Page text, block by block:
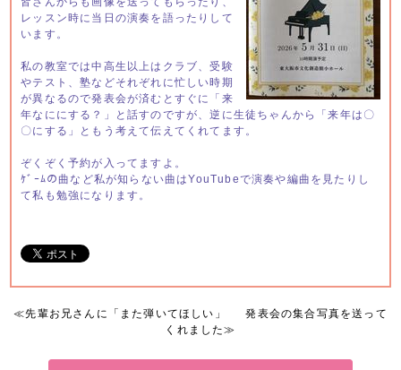
レッスン時に当日の演奏を語ったりして
います。
私の教室では中高生以上はクラブ、受験
やテスト、塾などそれぞれに忙しい時期
が異なるので発表会が済むとすぐに「来
年なににする？」と話すのですが、逆に生徒ちゃんから「来年は〇
〇にする」ともう考えて伝えてくれてます。
ぞくぞく予約が入ってますよ。
ｹﾞｰﾑの曲など私が知らない曲はYouTubeで演奏や編曲を見たりし
て私も勉強になります。
≪先輩お兄さんに「また弾いてほしい」
発表会の集合写真を送って
くれました≫